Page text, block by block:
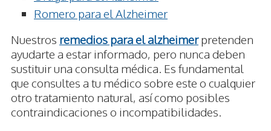
Romero para el Alzheimer
Nuestros remedios para el alzheimerpretenden
ayudarte a estar informado, pero nunca deben
sustituir una consulta médica. Es fundamental
que consultes a tu médico sobre este o cualquier
otro tratamiento natural, así como posibles
contraindicaciones o incompatibilidades.